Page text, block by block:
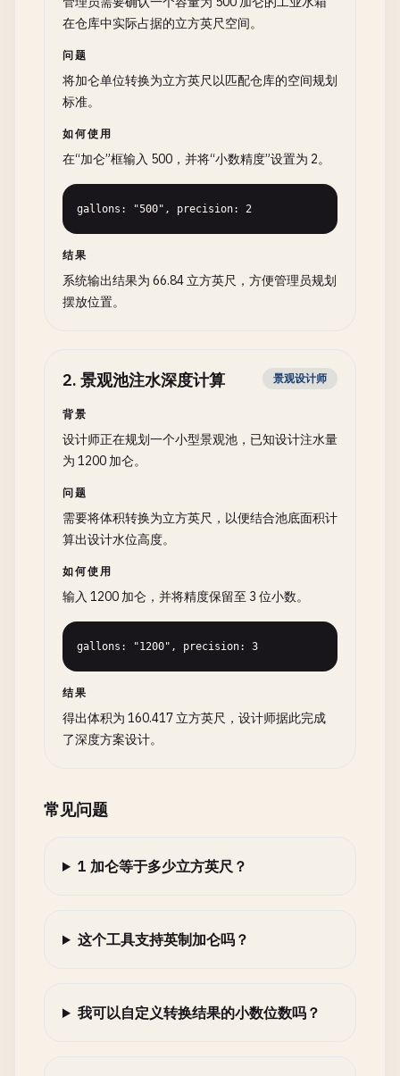
在仓库中实际占据的立方英尺空间。
问题
将加仑单位转换为立方英尺以匹配仓库的空间规划
标准。
如何使用
在“加仑”框输入 500，并将“小数精度”设置为 2。
gallons: "500", precision: 2
结果
系统输出结果为 66.84 立方英尺，方便管理员规划
摆放位置。
2. 景观池注水深度计算 景观设计师
背景
设计师正在规划一个小型景观池，已知设计注水量
为 1200 加仑。
问题
需要将体积转换为立方英尺，以便结合池底面积计
算出设计水位高度。
如何使用
输入 1200 加仑，并将精度保留至 3 位小数。
gallons: "1200", precision: 3
结果
得出体积为 160.417 立方英尺，设计师据此完成
了深度方案设计。
常见问题
1 加仑等于多少立方英尺？
这个工具支持英制加仑吗？
我可以自定义转换结果的小数位数吗？